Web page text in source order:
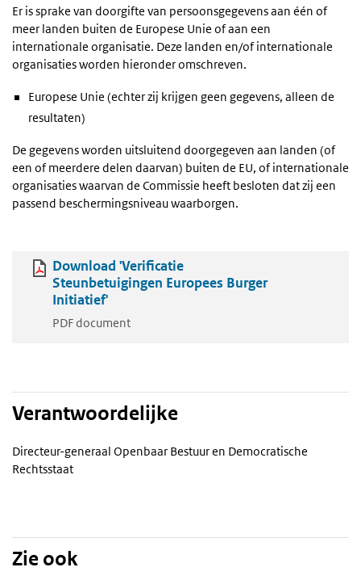
Er is sprake van doorgifte van persoonsgegevens aan één of
meer landen buiten de Europese Unie of aan een
internationale organisatie. Deze landen en/of internationale
organisaties worden hieronder omschreven.
Europese Unie (echter zij krijgen geen gegevens, alleen de
resultaten)
De gegevens worden uitsluitend doorgegeven aan landen (of
een of meerdere delen daarvan) buiten de EU, of internationale
organisaties waarvan de Commissie heeft besloten dat zij een
passend beschermingsniveau waarborgen.
Download 'Verificatie
Steunbetuigingen Europees Burger
Initiatief'
PDF document
Verantwoordelijke
Directeur-generaal Openbaar Bestuur en Democratische
Rechtsstaat
Zie ook